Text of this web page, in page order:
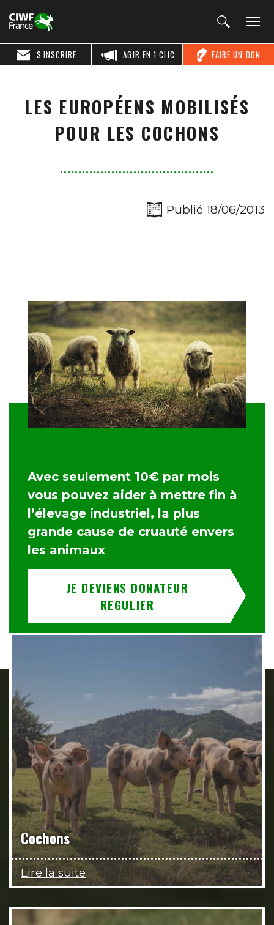
FAIRE UN DON
AGIR EN 1 CLIC
S'INSCRIRE
LES EUROPÉENS MOBILISÉS
POUR LES COCHONS
Publié 18/06/2013
Avec seulement 10€ par mois
vous pouvez aider à mettre fin à
l’élevage industriel, la plus
grande cause de cruauté envers
les animaux
JE DEVIENS DONATEUR
REGULIER
Cochons
Lire la suite